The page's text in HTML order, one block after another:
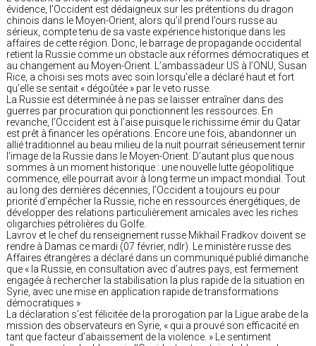
évidence, l’Occident est dédaigneux sur les prétentions du dragon
chinois dans le Moyen-Orient, alors qu’il prend l’ours russe au
sérieux, compte tenu de sa vaste expérience historique dans les
affaires de cette région. Donc, le barrage de propagande occidental
retient la Russie comme un obstacle aux réformes démocratiques et
au changement au Moyen-Orient. L’ambassadeur US à l’ONU, Susan
Rice, a choisi ses mots avec soin lorsqu’elle a déclaré haut et fort
qu’elle se sentait « dégoûtée » par le veto russe.
La Russie est déterminée à ne pas se laisser entraîner dans des
guerres par procuration qui ponctionnent les ressources. En
revanche, l’Occident est à l’aise puisque le richissime émir du Qatar
est prêt à financer les opérations. Encore une fois, abandonner un
allié traditionnel au beau milieu de la nuit pourrait sérieusement ternir
l’image de la Russie dans le Moyen-Orient. D’autant plus que nous
sommes à un moment historique : une nouvelle lutte géopolitique
commence, elle pourrait avoir à long terme un impact mondial. Tout
au long des dernières décennies, l’Occident a toujours eu pour
priorité d’empêcher la Russie, riche en ressources énergétiques, de
développer des relations particulièrement amicales avec les riches
oligarchies pétrolières du Golfe.
Lavrov et le chef du renseignement russe Mikhaïl Fradkov doivent se
rendre à Damas ce mardi (07 février, ndlr). Le ministère russe des
Affaires étrangères a déclaré dans un communiqué publié dimanche
que « la Russie, en consultation avec d’autres pays, est fermement
engagée à rechercher la stabilisation la plus rapide de la situation en
Syrie, avec une mise en application rapide de transformations
démocratiques »
La déclaration s’est félicitée de la prorogation par la Ligue arabe de la
mission des observateurs en Syrie, « qui a prouvé son efficacité en
tant que facteur d’abaissement de la violence. » Le sentiment